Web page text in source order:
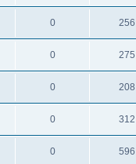
0 256
0 275
0 208
0 312
0 596